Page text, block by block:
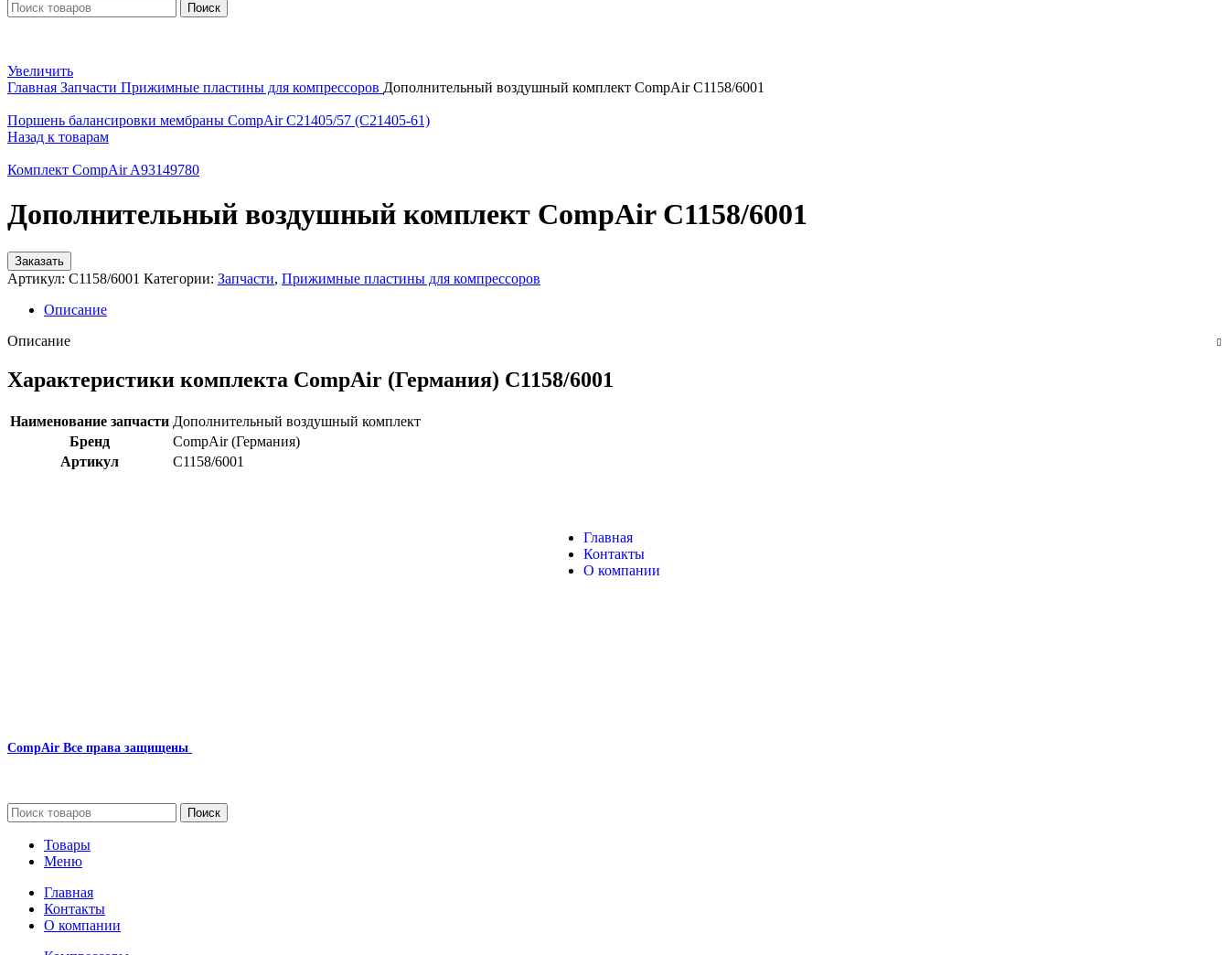
Поиск
Увеличить
Главная Запчасти Прижимные пластины для компрессоров Дополнительный воздушный комплект CompAir C1158/6001
Поршень балансировки мембраны CompAir C21405/57 (C21405-61)
Назад к товарам
Комплект CompAir A93149780
Дополнительный воздушный комплект CompAir C1158/6001
Заказать
Артикул: C1158/6001 Категории: Запчасти, Прижимные пластины для компрессоров
Описание
Описание
Характеристики комплекта CompAir (Германия) C1158/6001
Наименование запчасти Дополнительный воздушный комплект
Бренд
CompAir (Германия)
Артикул
C1158/6001
Главная
Контакты
О компании
CompAir Все права защищены
Поиск
Товары
Меню
Главная
Контакты
О компании